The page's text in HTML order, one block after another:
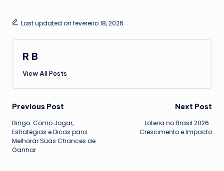
Last updated on fevereiro 18, 2026
R B
View All Posts
Post
navigation
Previous Post
Bingo: Como Jogar,
Estratégias e Dicas para
Melhorar Suas Chances de
Ganhar
Next Post
Loteria no Brasil 2026 :
Crescimento e Impacto